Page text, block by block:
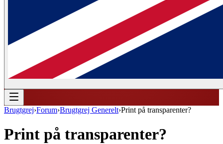
Brugtgrej›Forum›Brugtgrej Generelt›Print på transparenter?
Print på transparenter?